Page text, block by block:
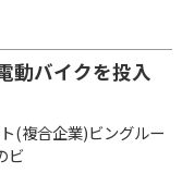
動バイクを投入
(複合企業)ビングルー
ビ